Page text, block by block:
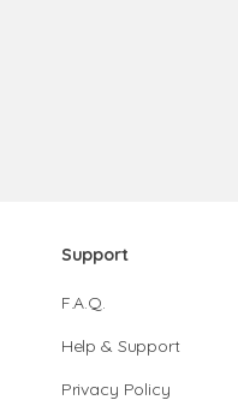
Support
F.A.Q.
Help & Support
Privacy Policy